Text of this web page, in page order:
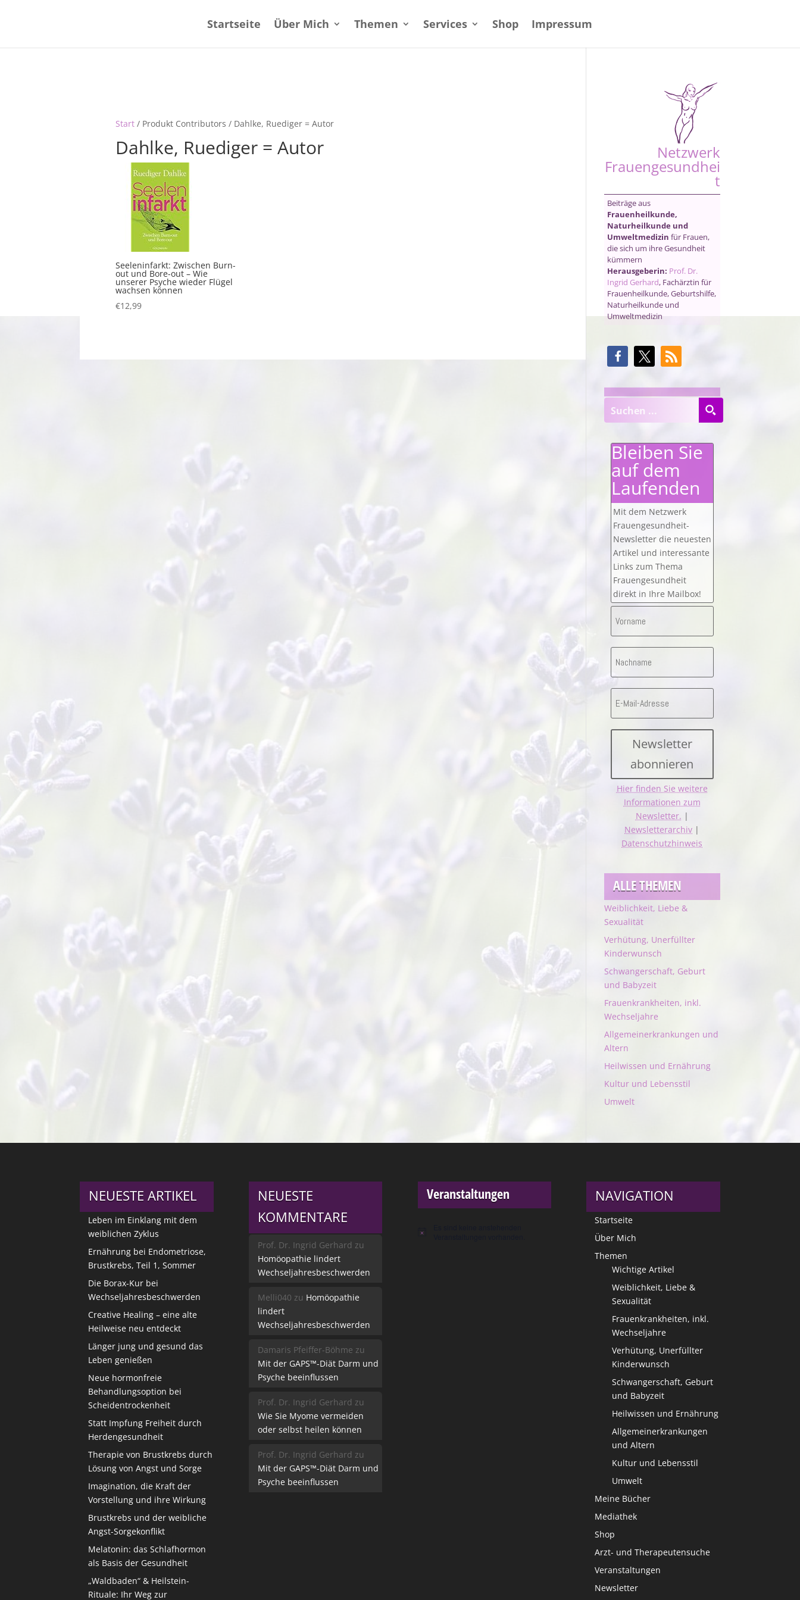
Startseite Über Mich Themen Services Shop Impressum
Start/ Produkt Contributors / Dahlke, Ruediger = Autor
Dahlke, Ruediger = Autor
Seeleninfarkt: Zwischen Burn-
out und Bore-out – Wie
unserer Psyche wieder Flügel
wachsen können
€12,99
Netzwerk
Frauengesundhei
t
Beiträge aus
Frauenheilkunde,
Naturheilkunde und
Umweltmedizin für Frauen,
die sich um ihre Gesundheit
kümmern
Herausgeberin: Prof. Dr.
Ingrid Gerhard, Fachärztin für
Frauenheilkunde, Geburtshilfe,
Naturheilkunde und
Umweltmedizin
Bleiben Sie
auf dem
Laufenden
Mit dem Netzwerk
Frauengesundheit-
Newsletter die neuesten
Artikel und interessante
Links zum Thema
Frauengesundheit
direkt in Ihre Mailbox!
Newsletter
abonnieren
Hier finden Sie weitere
Informationen zum
Newsletter. |
Newsletterarchiv |
Datenschutzhinweis
ALLE THEMEN
Weiblichkeit, Liebe &
Sexualität
Verhütung, Unerfüllter
Kinderwunsch
Schwangerschaft, Geburt
und Babyzeit
Frauenkrankheiten, inkl.
Wechseljahre
Allgemeinerkrankungen und
Altern
Heilwissen und Ernährung
Kultur und Lebensstil
Umwelt
NEUESTE ARTIKEL
Leben im Einklang mit dem
weiblichen Zyklus
Ernährung bei Endometriose,
Brustkrebs, Teil 1, Sommer
Die Borax-Kur bei
Wechseljahresbeschwerden
Creative Healing – eine alte
Heilweise neu entdeckt
Länger jung und gesund das
Leben genießen
Neue hormonfreie
Behandlungsoption bei
Scheidentrockenheit
Statt Impfung Freiheit durch
Herdengesundheit
Therapie von Brustkrebs durch
Lösung von Angst und Sorge
Imagination, die Kraft der
Vorstellung und ihre Wirkung
Brustkrebs und der weibliche
Angst-Sorgekonflikt
Melatonin: das Schlafhormon
als Basis der Gesundheit
„Waldbaden“ & Heilstein-
Rituale: Ihr Weg zur
NEUESTE
KOMMENTARE
Prof. Dr. Ingrid Gerhard zu
Homöopathie lindert
Wechseljahresbeschwerden
Melli040 zu Homöopathie
lindert
Wechseljahresbeschwerden
Damaris Pfeiffer-Böhme zu
Mit der GAPS™-Diät Darm und
Psyche beeinflussen
Prof. Dr. Ingrid Gerhard zu
Wie Sie Myome vermeiden
oder selbst heilen können
Prof. Dr. Ingrid Gerhard zu
Mit der GAPS™-Diät Darm und
Psyche beeinflussen
Veranstaltungen
Hinweis
NAVIGATION
Startseite
Über Mich
Themen
Wichtige Artikel
Weiblichkeit, Liebe &
Sexualität
Frauenkrankheiten, inkl.
Wechseljahre
Verhütung, Unerfüllter
Kinderwunsch
Schwangerschaft, Geburt
und Babyzeit
Heilwissen und Ernährung
Allgemeinerkrankungen
und Altern
Kultur und Lebensstil
Umwelt
Meine Bücher
Mediathek
Shop
Arzt- und Therapeutensuche
Veranstaltungen
Newsletter